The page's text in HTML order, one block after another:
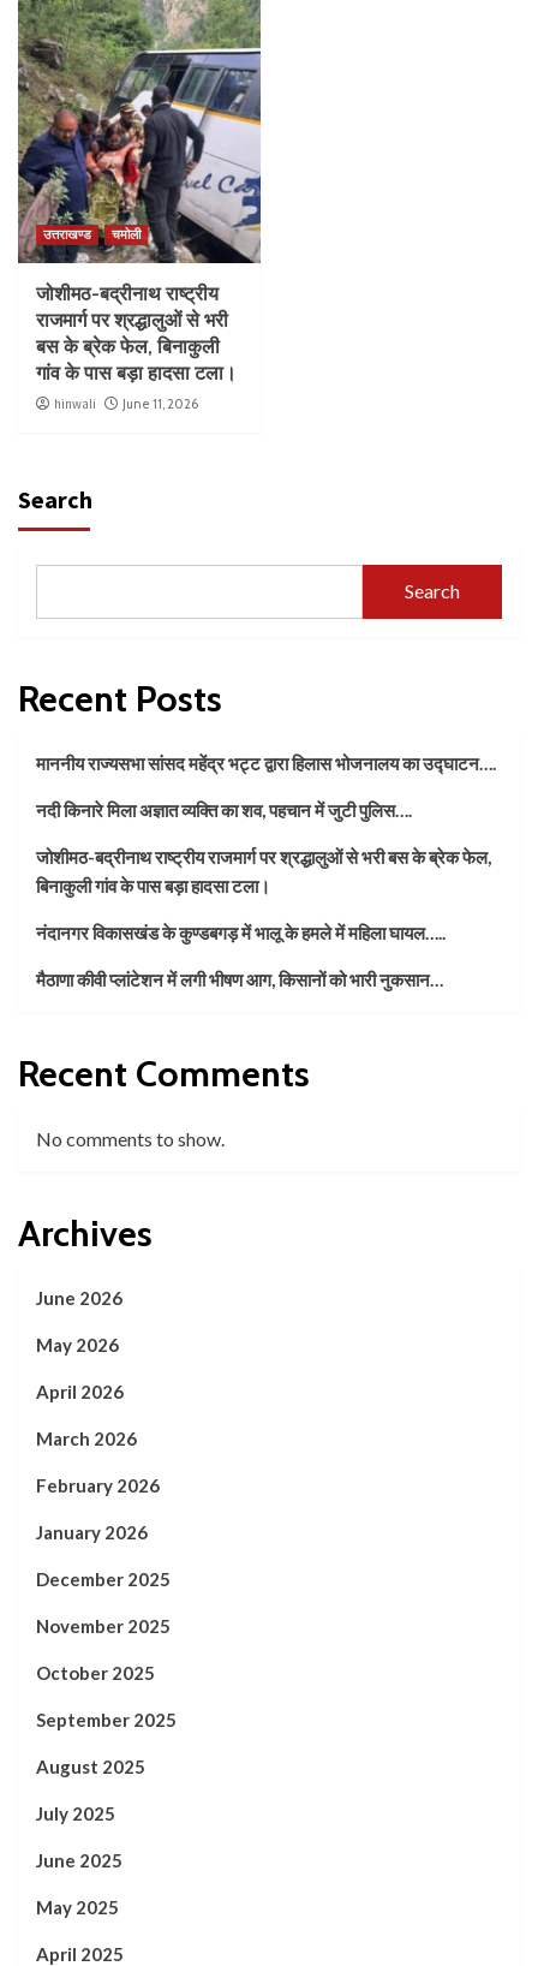
उत्तराखण्ड चमोली
जोशीमठ-बद्रीनाथ राष्ट्रीय
राजमार्ग पर श्रद्धालुओं से भरी
बस के ब्रेक फेल, बिनाकुली
गांव के पास बड़ा हादसा टला।
hinwali June 11, 2026
Search
Search
Recent Posts
माननीय राज्यसभा सांसद महेंद्र भट्ट द्वारा हिलास भोजनालय का उद्घाटन….
नदी किनारे मिला अज्ञात व्यक्ति का शव, पहचान में जुटी पुलिस….
जोशीमठ-बद्रीनाथ राष्ट्रीय राजमार्ग पर श्रद्धालुओं से भरी बस के ब्रेक फेल,
बिनाकुली गांव के पास बड़ा हादसा टला।
नंदानगर विकासखंड के कुण्डबगड़ में भालू के हमले में महिला घायल…..
मैठाणा कीवी प्लांटेशन में लगी भीषण आग, किसानों को भारी नुकसान…
Recent Comments
No comments to show.
Archives
June 2026
May 2026
April 2026
March 2026
February 2026
January 2026
December 2025
November 2025
October 2025
September 2025
August 2025
July 2025
June 2025
May 2025
April 2025